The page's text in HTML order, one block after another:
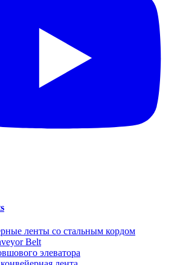
ленты со стальным кордом
Belt
элеватора